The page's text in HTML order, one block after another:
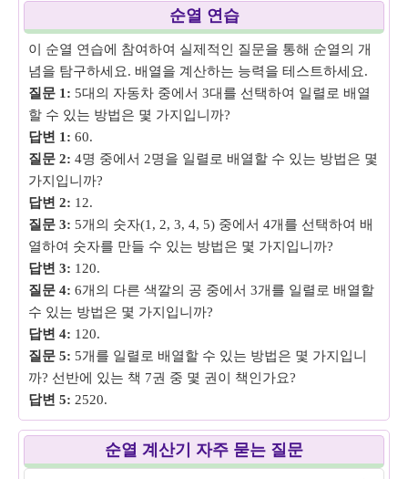
순열 연습
이 순열 연습에 참여하여 실제적인 질문을 통해 순열의 개
념을 탐구하세요. 배열을 계산하는 능력을 테스트하세요.
질문 1: 5대의 자동차 중에서 3대를 선택하여 일렬로 배열
할 수 있는 방법은 몇 가지입니까?
답변 1: 60.
질문 2: 4명 중에서 2명을 일렬로 배열할 수 있는 방법은 몇
가지입니까?
답변 2: 12.
질문 3: 5개의 숫자(1, 2, 3, 4, 5) 중에서 4개를 선택하여 배
열하여 숫자를 만들 수 있는 방법은 몇 가지입니까?
답변 3: 120.
질문 4: 6개의 다른 색깔의 공 중에서 3개를 일렬로 배열할
수 있는 방법은 몇 가지입니까?
답변 4: 120.
질문 5: 5개를 일렬로 배열할 수 있는 방법은 몇 가지입니
까? 선반에 있는 책 7권 중 몇 권이 책인가요?
답변 5: 2520.
순열 계산기 자주 묻는 질문